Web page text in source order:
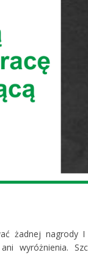
żadnej
wyróżnienia.